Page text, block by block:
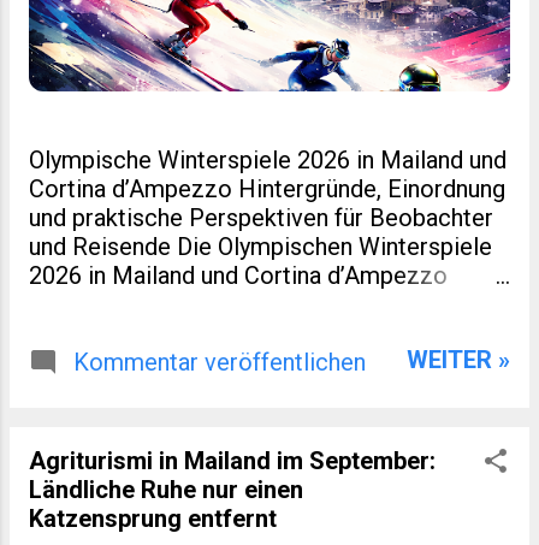
Olympische Winterspiele 2026 in Mailand und
Cortina d’Ampezzo Hintergründe, Einordnung
und praktische Perspektiven für Beobachter
und Reisende Die Olympischen Winterspiele
2026 in Mailand und Cortina d’Ampezzo
Turin 2006 erneut Gastgeber ist. Sondern
wirtschaftlich eng mit regionaler Entwicklung
verzahnt wurde. Für viele Leser eines
spezialisierten Blogs zu Sport, Reisen oder
europäischer Regionalentwicklung sind genau
Kommentar veröffentlichen WEITER »
Agriturismi in Mailand im September:
Ländliche Ruhe nur einen
Katzensprung entfernt